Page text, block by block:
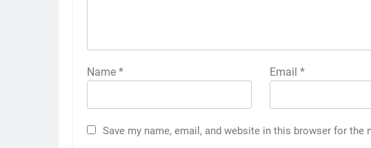
Name * Email*
Save my name, email, and website in this browser for the